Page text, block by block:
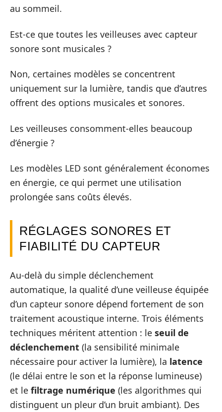
au sommeil.
Est-ce que toutes les veilleuses avec capteur
sonore sont musicales ?
Non, certaines modèles se concentrent
uniquement sur la lumière, tandis que d’autres
offrent des options musicales et sonores.
Les veilleuses consomment-elles beaucoup
d’énergie ?
Les modèles LED sont généralement économes
en énergie, ce qui permet une utilisation
prolongée sans coûts élevés.
RÉGLAGES SONORES ET
FIABILITÉ DU CAPTEUR
Au-delà du simple déclenchement
automatique, la qualité d’une veilleuse équipée
d’un capteur sonore dépend fortement de son
traitement acoustique interne. Trois éléments
techniques méritent attention : le seuil de
déclenchement (la sensibilité minimale
nécessaire pour activer la lumière), la latence
(le délai entre le son et la réponse lumineuse)
et le filtrage numérique (les algorithmes qui
distinguent un pleur d’un bruit ambiant). Des